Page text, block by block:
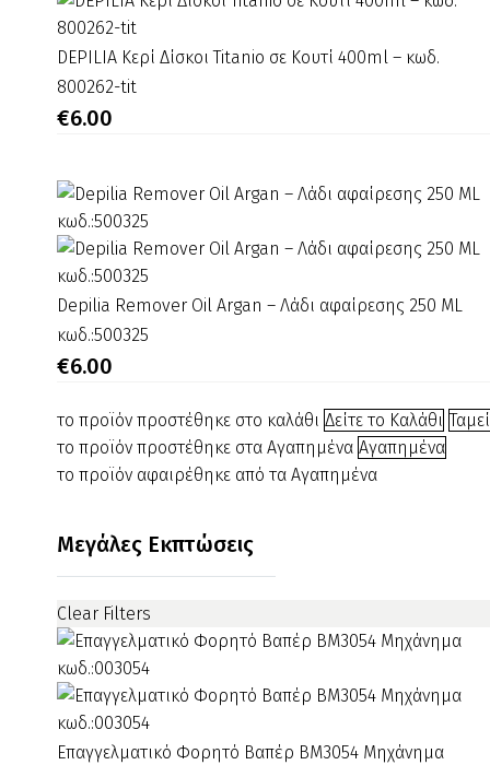
DEPILIA
Κερί
Δίσκοι
Κουτί
400ml
–
κωδ.
800262-
tit
DEPILIA Κερί Δίσκοι Titanio σε Κουτί 400ml – κωδ.
800262-tit
€6.00
Depilia
Remover
Oil
–
Λάδι
αφαίρεσης
κωδ.:500325
Depilia Remover Oil Argan – Λάδι αφαίρεσης 250 ML
κωδ.:500325
€6.00
το προϊόν προστέθηκε στο καλάθι Δείτε το Καλάθι
το προϊόν προστέθηκε στα Αγαπημένα Αγαπημένα
το προϊόν αφαιρέθηκε από τα Αγαπημένα
Μεγάλες Εκπτώσεις
Clear Filters
Επαγγελματικό
Επαγγελματικό Φορητό Βαπέρ BM3054 Μηχάνημα